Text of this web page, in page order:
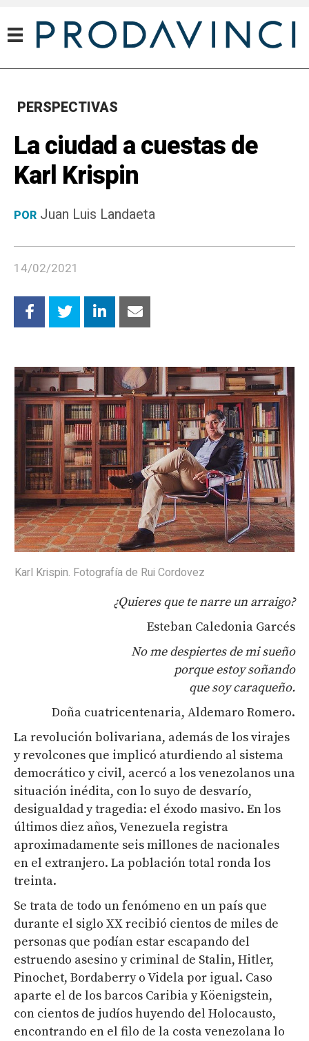
PERSPECTIVAS
La ciudad a cuestas de
Karl Krispin
POR Juan Luis Landaeta
14/02/2021
Karl Krispin. Fotografía de Rui Cordovez
¿Quieres que te narre un arraigo?
Esteban Caledonia Garcés
No me despiertes de mi sueño
porque estoy soñando
que soy caraqueño.
Doña cuatricentenaria, Aldemaro Romero.
La revolución bolivariana, además de los virajes
y revolcones que implicó aturdiendo al sistema
democrático y civil, acercó a los venezolanos una
situación inédita, con lo suyo de desvarío,
desigualdad y tragedia: el éxodo masivo. En los
últimos diez años, Venezuela registra
aproximadamente seis millones de nacionales
en el extranjero. La población total ronda los
treinta.
Se trata de todo un fenómeno en un país que
durante el siglo XX recibió cientos de miles de
personas que podían estar escapando del
estruendo asesino y criminal de Stalin, Hitler,
Pinochet, Bordaberry o Videla por igual. Caso
aparte el de los barcos Caribia y Köenigstein,
con cientos de judíos huyendo del Holocausto,
encontrando en el filo de la costa venezolana lo